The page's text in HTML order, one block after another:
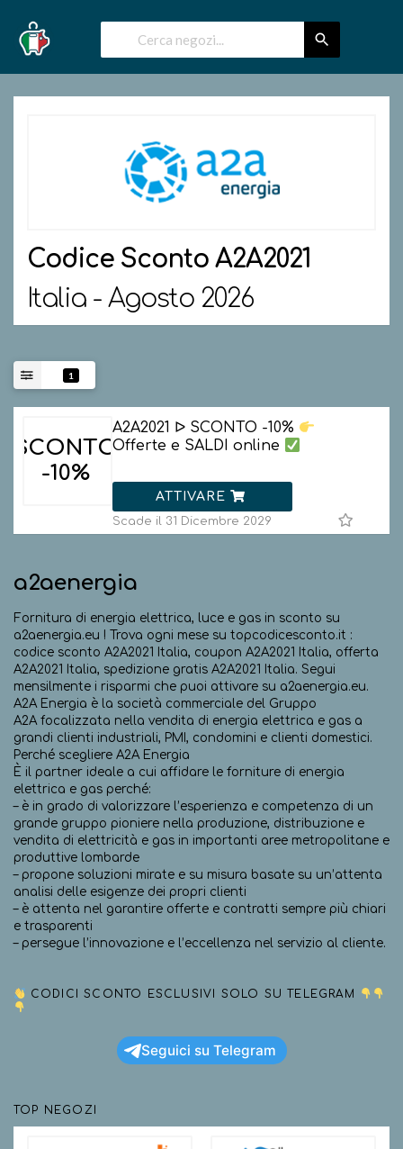
Codice Sconto A2A2021
Italia - Agosto 2026
1
SCONTO
-10%
A2A2021 ᐅ SCONTO -10%
Offerte e SALDI online
ATTIVARE
Scade il 31 Dicembre 2029
a2aenergia
Fornitura di energia elettrica, luce e gas in sconto su
a2aenergia.eu ! Trova ogni mese su topcodicesconto.it :
codice sconto A2A2021 Italia, coupon A2A2021 Italia, offerta
A2A2021 Italia, spedizione gratis A2A2021 Italia. Segui
mensilmente i risparmi che puoi attivare su a2aenergia.eu.
A2A Energia è la società commerciale del Gruppo
A2A focalizzata nella vendita di energia elettrica e gas a
grandi clienti industriali, PMI, condomini e clienti domestici.
Perché scegliere A2A Energia
È il partner ideale a cui affidare le forniture di energia
elettrica e gas perché:
– è in grado di valorizzare l’esperienza e competenza di un
grande gruppo pioniere nella produzione, distribuzione e
vendita di elettricità e gas in importanti aree metropolitane e
produttive lombarde
– propone soluzioni mirate e su misura basate su un’attenta
analisi delle esigenze dei propri clienti
– è attenta nel garantire offerte e contratti sempre più chiari
e trasparenti
– persegue l’innovazione e l’eccellenza nel servizio al cliente.
CODICI SCONTO ESCLUSIVI SOLO SU TELEGRAM
Seguici su Telegram
TOP NEGOZI